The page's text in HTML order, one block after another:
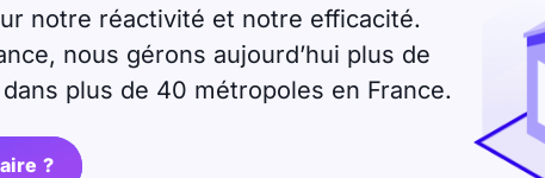
notre réactivité et notre efficacité.
nous gérons aujourd’hui plus de
plus de 40 métropoles en France.
?